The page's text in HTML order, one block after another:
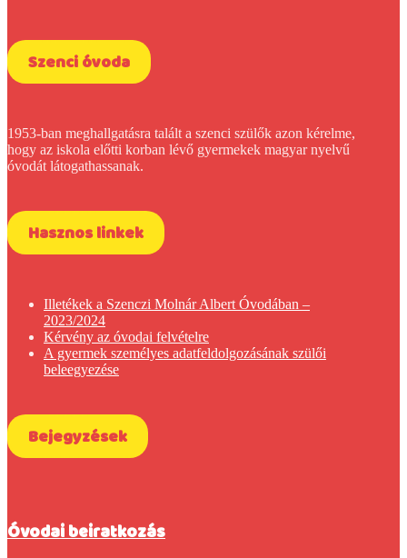
Szenci óvoda
1953-ban meghallgatásra talált a szenci szülők azon kérelme,
hogy az iskola előtti korban lévő gyermekek magyar nyelvű
óvodát látogathassanak.
Hasznos linkek
Illetékek a Szenczi Molnár Albert Óvodában –
2023/2024
Kérvény az óvodai felvételre
A gyermek személyes adatfeldolgozásának szülői
beleegyezése
Bejegyzések
Óvodai beiratkozás